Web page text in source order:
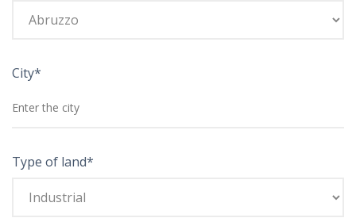
City*
Type of land*